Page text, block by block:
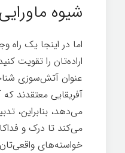
شیوه ماورایی
اما در اینجا یک راه
اراده‌تان را تقویت
عنوان آتش‌سوزی
آفریقایی معتقدند
می‌دهد، بنابراین،
می‌کند تا درک و
خواسته‌های